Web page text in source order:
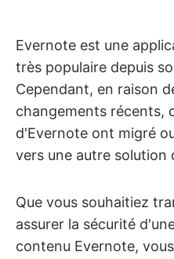
Evernote est une
très populaire depuis
Cependant, en raison
changements récents,
d'Evernote ont migré
vers une autre solution
Que vous souhaitiez
assurer la sécurité
contenu Evernote,